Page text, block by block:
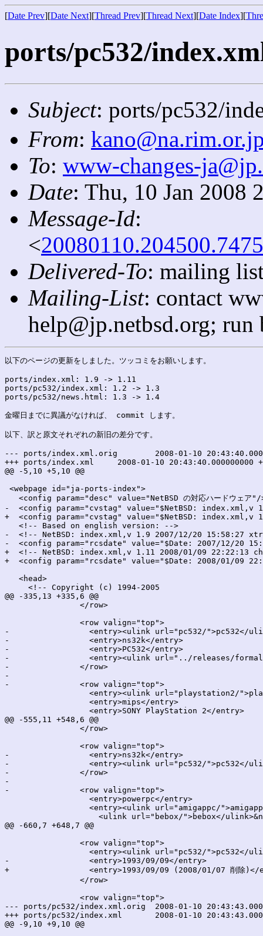
[Date Prev][Date Next][Thread Prev][Thread Next][Date Index][
ports/pc532/
Subject: ports/pc532/
From:
To: www-changes-
Date: Thu, 10 Jan 2008
Message-Id:
<
Delivered-To: mailing
Mailing-List: contact
help@jp.netbsd.org;
以下のページの更新をしました。ツッコミをお願いします。
ports/index.xml: 1.9 -> 1.11
ports/pc532/index.xml: 1.2 -> 1.3
ports/pc532/news.html: 1.3 -> 1.4
金曜日までに異議がなければ、 commit します。
以下、訳と原文それぞれの新旧の差分です。
--- ports/index.xml.orig	2008-01-10 20:43:40.000000000 +0900
+++ ports/index.xml	2008-01-10 20:43:40.000000000 +0900
@@ -5,10 +5,10 @@
<webpage id="ja-ports-index">
<config param="desc" value="NetBSD の対応ハードウェア"/
-  <config param="cvstag" value="$NetBSD: index.xml,v
+  <config param="cvstag" value="$NetBSD:
   <!-- Based on english version: -->
-  <!-- NetBSD: index.xml,v 1.9 2007/12/20 15:58:27
-  <config param="rcsdate" value="$Date: 2007/12/20
+  <!-- NetBSD: index.xml,v 1.11 2008/01/09 22:22:13
+  <config param="rcsdate" value="$Date: 2008/01/09
   <head>
     <!-- Copyright (c) 1994-2005
@@ -335,13 +335,6 @@
-		  <entry><ulink url="pc532/">pc532</ulink></entry>
-		  <entry>ns32k</entry>
-		  <entry>PC532</entry>
-		  <entry><ulink url="../releases/formal-1.5/">1.5</ulink></entry>
-		</row>
-
-		<row valign="top">
@@ -555,11 +548,6 @@
-		  <entry>ns32k</entry>
-		  <entry><ulink url="pc532/">pc532</ulink></entry>
-		</row>
-
-		<row valign="top">
@@ -660,7 +648,7 @@
-		  <entry>1993/09/09</entry>
+		  <entry>1993/09/09 (2008/01/07 削除)</entry>
--- ports/pc532/index.xml.orig	2008-01-10 20:43:43.000000000 +0900
+++ ports/pc532/index.xml	2008-01-10 20:43:43.000000000 +0900
@@ -9,10 +9,10 @@